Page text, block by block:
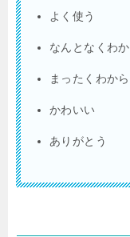
よく使う
なんとなくわ
まったくわか
かわいい
ありがとう